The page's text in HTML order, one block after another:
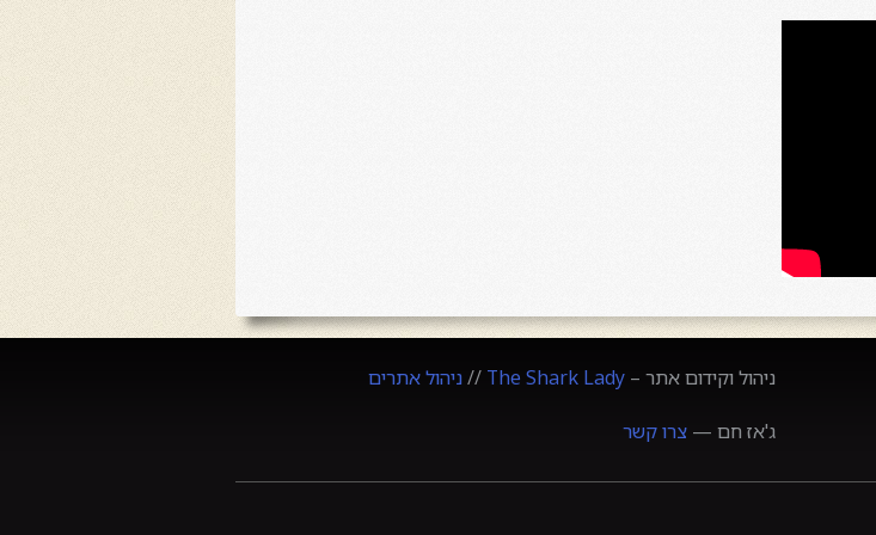
ניהול וקידום אתר – The Shark Lady
//ניהול אתרים
ג'אז חם — צרו קשר